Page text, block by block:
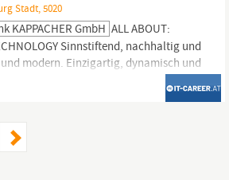
Stadt, 5020
KAPPACHER GmbH ALL ABOUT:
Sinnstiftend, nachhaltig und
modern. Einzigartig, dynamisch und
und Leitstellenlösungen
Einsatzorganisationen, Industriekunden